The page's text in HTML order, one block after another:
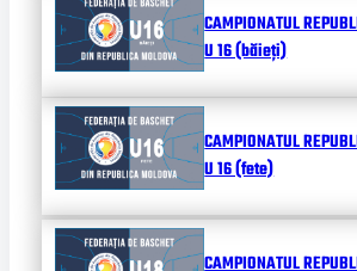
CAMPIONATUL
U 16 (băieți)
CAMPIONATUL
U 16 (fete)
CAMPIONATUL